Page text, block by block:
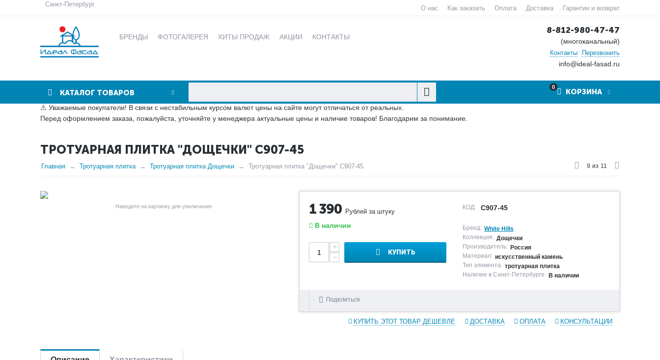
Санкт-Петербург
О нас Как заказать Оплата Доставка Гарантии и возврат
БРЕНДЫ ФОТОГАЛЕРЕЯ ХИТЫ ПРОДАЖ АКЦИИ КОНТАКТЫ
8-812-980-47-47
(многоканальный)
Контакты Перезвонить
info@ideal-fasad.ru
КАТАЛОГ ТОВАРОВ
0
КОРЗИНА
⚠ Уважаемые покупатели! В связи с нестабильным курсом валют цены на сайте могут отличаться от реальных.
Перед оформлением заказа, пожалуйста, уточняйте у менеджера актуальные цены и наличие товаров! Благодарим за понимание.
ТРОТУАРНАЯ ПЛИТКА "ДОЩЕЧКИ" C907-45
Главная Тротуарная плитка Тротуарная плитка Дощечки Тротуарная плитка "Дощечки" C907-45 9 из 11
Наведите на картинку для увеличения 1 390 Рублей за штуку
В наличии
+
−
КУПИТЬ
КОД: C907-45
Бренд: White Hills
Коллекция: Дощечки
Производитель: Россия
Материал: искусственный камень
Тип элемента: тротуарная плитка
Наличие в Санкт-Петербурге: В наличии
Поделиться
КУПИТЬ ЭТОТ ТОВАР ДЕШЕВЛЕ ДОСТАВКА ОПЛАТА КОНСУЛЬТАЦИИ